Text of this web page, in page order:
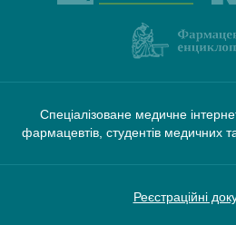
Спеціалізоване медичне
фармацевтів, студентів медичних
Реєстраційні